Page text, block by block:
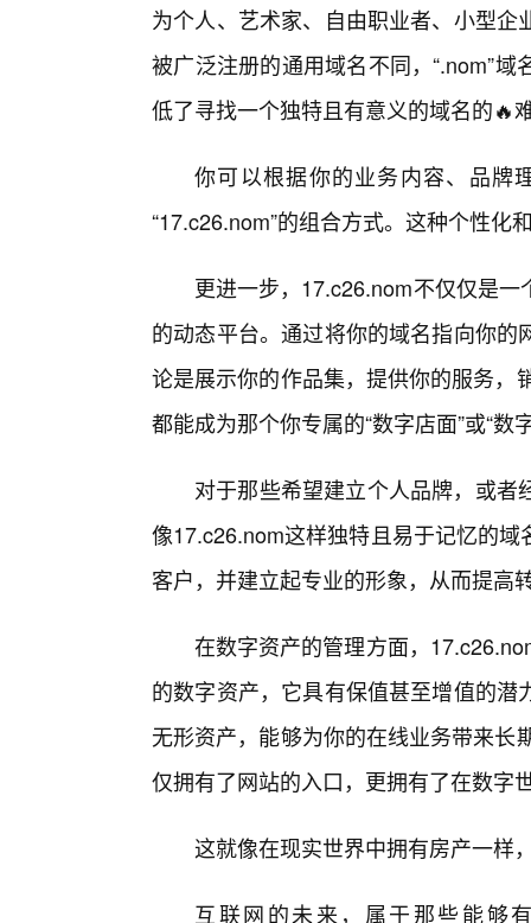
为个人、艺术家、自由职业者、小型
被广泛注册的通用域名不同，“.nom”
低了寻找一个独特且有意义的域名的🔥
你可以根据你的业务内容、品牌
“17.c26.nom”的组合方式。这种个性
更进一步，17.c26.nom不仅仅是
的动态平台。通过将你的域名指向你
论是展示你的作品集，提供你的服务，
都能成为那个你专属的“数字店面”或“数
对于那些希望建立个人品牌，或
像17.c26.nom这样独特且易于记忆的
客户，并建立起专业的形象，从而提高
在数字资产的管理方面，
的数字资产，它具有保值甚至增值的
无形资产，能够为你的在线业务带来长
仅拥有了网站的入口，更拥有了在数字
这就像在现实世界中拥有房产一样
互联网的未来，属于那些能够